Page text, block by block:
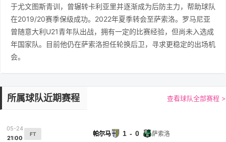
于尤文图斯青训，曾辗转卡利亚里并逐渐成为后防主力，帮助球队
在2019/20赛季保级成功。2022年夏季转会至萨索洛。罗马尼亚
曾随意大利U21青年队出战，拥有一定的比赛经验，但尚未入选成
年国家队。目前他仍在萨索洛担任轮换后卫，寻求更稳定的出场机
会。
所属球队近期赛程 查看球队全部赛程 >
05-24
21:00
FT 帕尔马 1 - 0 萨索洛